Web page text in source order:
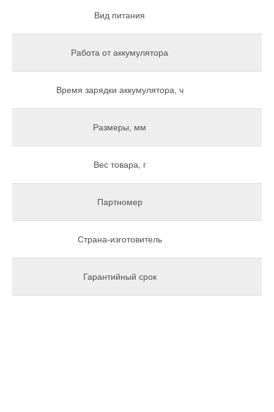
Вид питания
Работа от аккумулятора
Время зарядки аккумулятора, ч
Размеры, мм
Вес товара, г
Партномер
Страна-изготовитель
Гарантийный срок